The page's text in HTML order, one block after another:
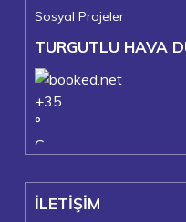
Sosyal Projeler
TURGUTLU HAVA
+35
°
C
+24°
Turgutlu
İLETİŞİM